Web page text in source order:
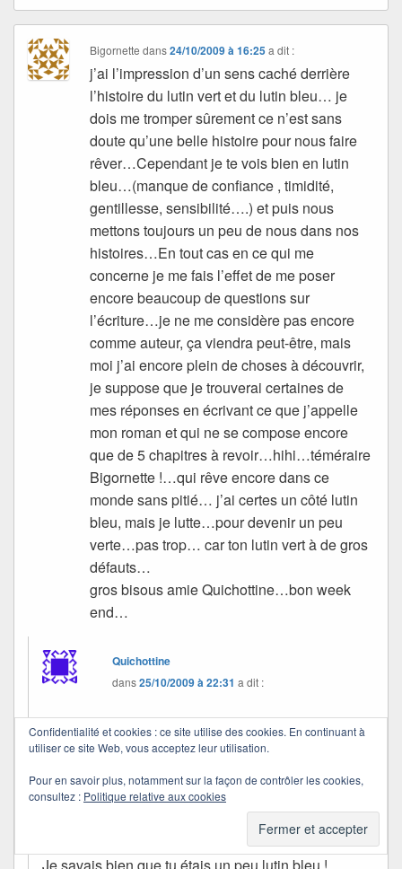
Bigornette dans24/10/2009 à 16:25 a dit :
j’ai l’impression d’un sens caché derrière
l’histoire du lutin vert et du lutin bleu… je
dois me tromper sûrement ce n’est sans
doute qu’une belle histoire pour nous faire
rêver…Cependant je te vois bien en lutin
bleu…(manque de confiance , timidité,
gentillesse, sensibilité….) et puis nous
mettons toujours un peu de nous dans nos
histoires…En tout cas en ce qui me
concerne je me fais l’effet de me poser
encore beaucoup de questions sur
l’écriture…je ne me considère pas encore
comme auteur, ça viendra peut-être, mais
moi j’ai encore plein de choses à découvrir,
je suppose que je trouverai certaines de
mes réponses en écrivant ce que j’appelle
mon roman et qui ne se compose encore
que de 5 chapitres à revoir…hihi…téméraire
Bigornette !…qui rêve encore dans ce
monde sans pitié… j’ai certes un côté lutin
bleu, mais je lutte…pour devenir un peu
verte…pas trop… car ton lutin vert à de gros
défauts…
gros bisous amie Quichottine…bon week
end…
Quichottine
dans25/10/2009 à 22:31 a dit :
Il y a toujours un sens caché dans mes paraboles.
finisse cette histoire.
Tu écris un roman ? Mais c’est génial !
Confidentialité et cookies : ce site utilise des cookies. En continuant à
utiliser ce site Web, vous acceptez leur utilisation.
Pour en savoir plus, notamment sur la façon de contrôler les cookies,
consultez : Politique relative aux cookies